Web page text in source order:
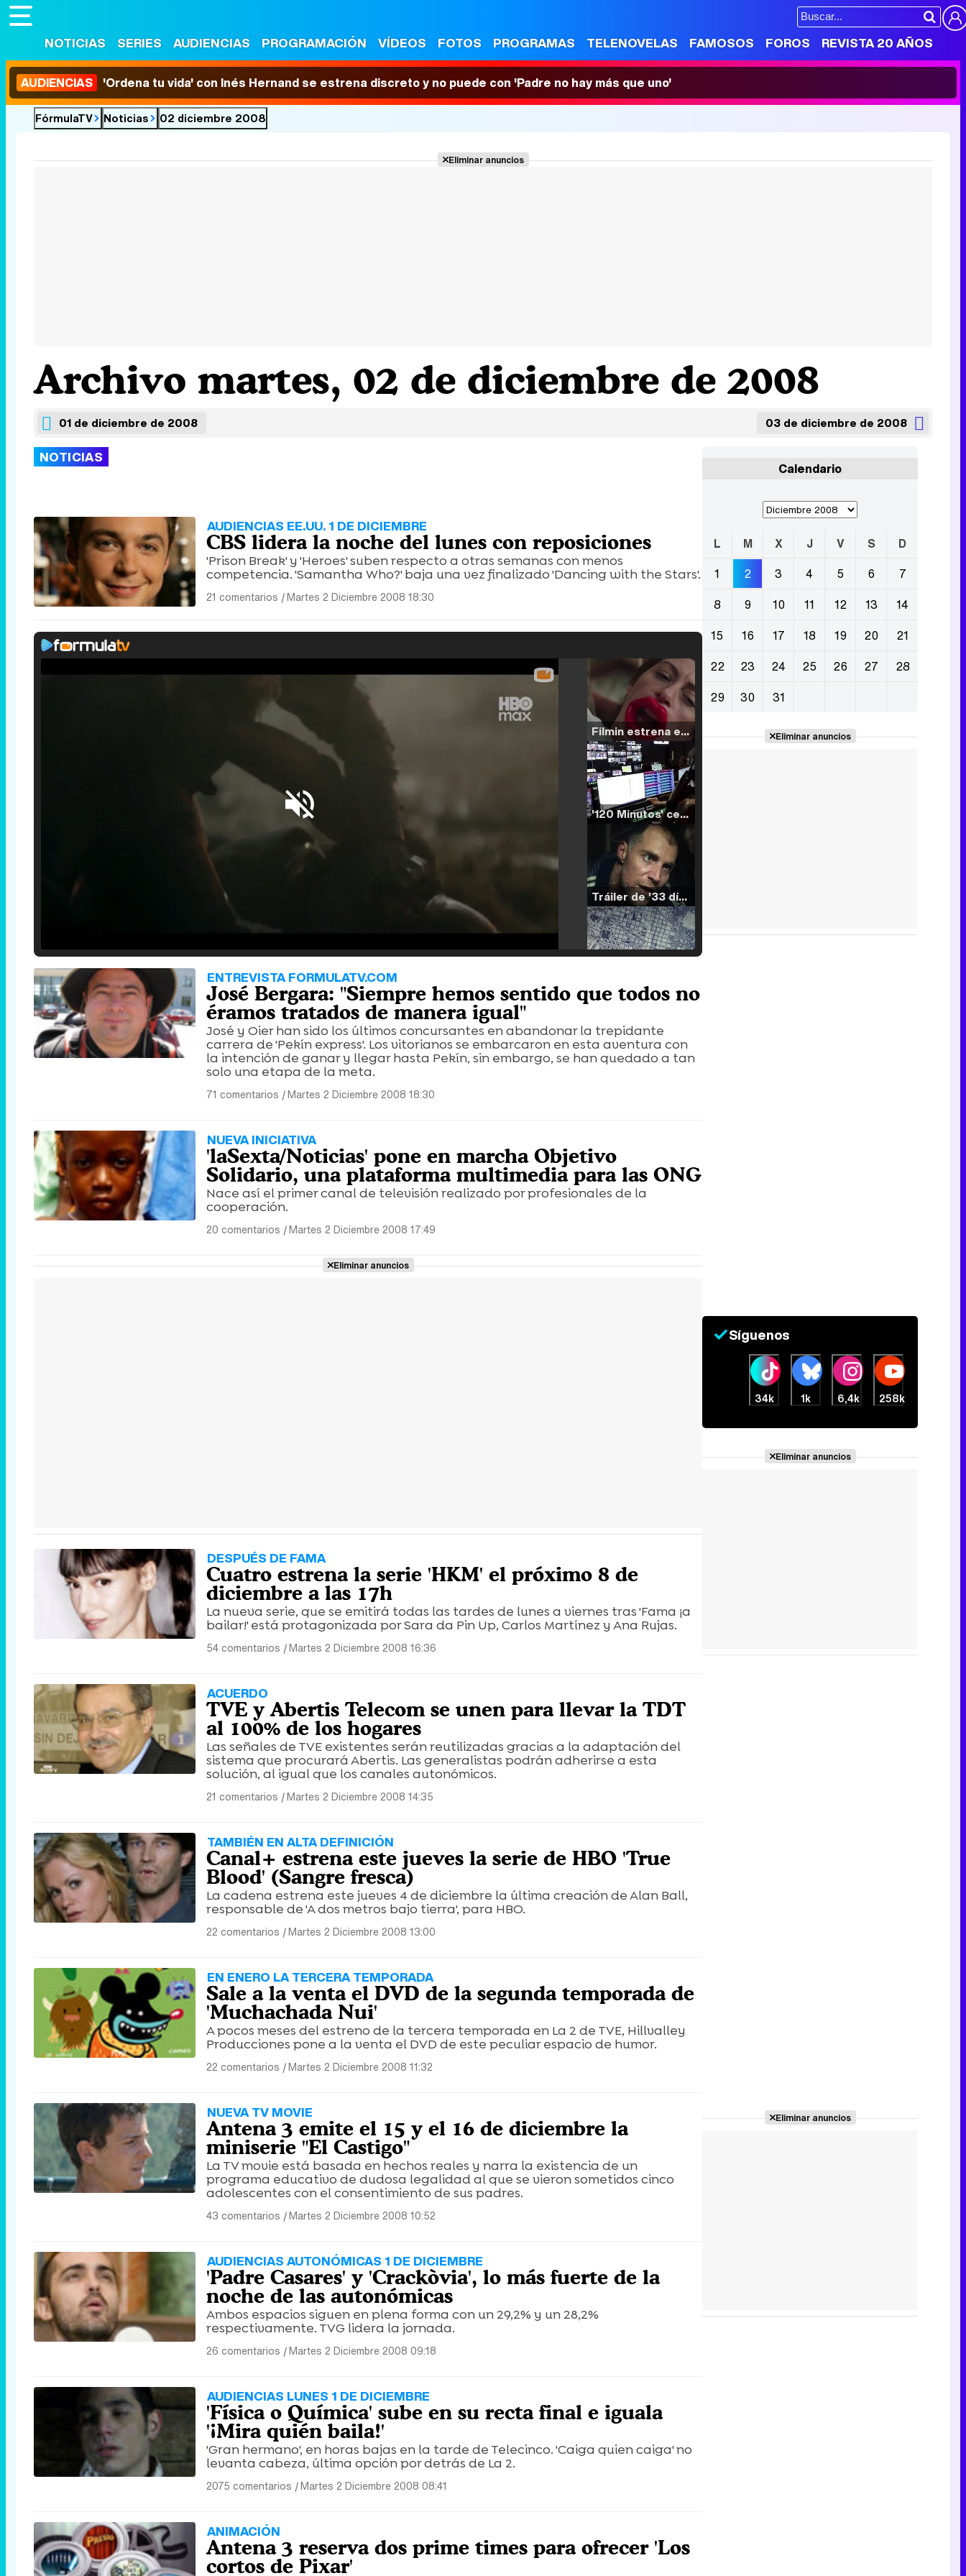
NOTICIAS SERIES AUDIENCIAS PROGRAMACIÓN VÍDEOS FOTOS PROGRAMAS TELENOVELAS FAMOSOS FOROS REVISTA 20 AÑOS
AUDIENCIAS 'Ordena tu vida' con Inés Hernand se estrena discreto y no puede con 'Padre no hay más que uno'
FórmulaTV Noticias 02 diciembre 2008
Eliminar anuncios
Archivo martes, 02 de diciembre de 2008
01 de diciembre de 2008 03 de diciembre de 2008
NOTICIAS
AUDIENCIAS EE.UU. 1 DE DICIEMBRE
CBS lidera la noche del lunes con reposiciones
'Prison Break' y 'Heroes' suben respecto a otras semanas con menos
competencia. 'Samantha Who?' baja una vez finalizado 'Dancing with the Stars'.
21 comentarios |Martes 2 Diciembre 2008 18:30
Filmin estrena el tráiler de 'Millennial Mal', su nueva comedia universitaria de la mano de Lorena Iglesias
'120 Minutos' celebra sus 2.000 programas en Telemadrid con un vídeo del día a día en la redacción
Tráiler de '33 días', la nueva serie de Atresplayer con Julián Villagrán y José Manuel Poga
Tráiler de la tercera temporada de 'The Walking Dead: Dead City' de AMC+
ENTREVISTA FORMULATV.COM
José Bergara: "Siempre hemos sentido que todos no
éramos tratados de manera igual"
José y Oier han sido los últimos concursantes en abandonar la trepidante
carrera de 'Pekín express'. Los vitorianos se embarcaron en esta aventura con
la intención de ganar y llegar hasta Pekín, sin embargo, se han quedado a tan
solo una etapa de la meta.
71 comentarios |Martes 2 Diciembre 2008 18:30
NUEVA INICIATIVA
'laSexta/Noticias' pone en marcha Objetivo
Solidario, una plataforma multimedia para las ONG
Nace así el primer canal de televisión realizado por profesionales de la
cooperación.
20 comentarios |Martes 2 Diciembre 2008 17:49
Eliminar anuncios
DESPUÉS DE FAMA
Cuatro estrena la serie 'HKM' el próximo 8 de
diciembre a las 17h
La nueva serie, que se emitirá todas las tardes de lunes a viernes tras 'Fama ¡a
bailar!' está protagonizada por Sara da Pin Up, Carlos Martínez y Ana Rujas.
54 comentarios |Martes 2 Diciembre 2008 16:36
ACUERDO
TVE y Abertis Telecom se unen para llevar la TDT
al 100% de los hogares
Las señales de TVE existentes serán reutilizadas gracias a la adaptación del
sistema que procurará Abertis. Las generalistas podrán adherirse a esta
solución, al igual que los canales autonómicos.
21 comentarios |Martes 2 Diciembre 2008 14:35
TAMBIÉN EN ALTA DEFINICIÓN
Canal+ estrena este jueves la serie de HBO 'True
Blood' (Sangre fresca)
La cadena estrena este jueves 4 de diciembre la última creación de Alan Ball,
responsable de 'A dos metros bajo tierra', para HBO.
22 comentarios |Martes 2 Diciembre 2008 13:00
EN ENERO LA TERCERA TEMPORADA
Sale a la venta el DVD de la segunda temporada de
'Muchachada Nui'
A pocos meses del estreno de la tercera temporada en La 2 de TVE, Hillvalley
Producciones pone a la venta el DVD de este peculiar espacio de humor.
22 comentarios |Martes 2 Diciembre 2008 11:32
NUEVA TV MOVIE
Antena 3 emite el 15 y el 16 de diciembre la
miniserie "El Castigo"
La TV movie está basada en hechos reales y narra la existencia de un
programa educativo de dudosa legalidad al que se vieron sometidos cinco
adolescentes con el consentimiento de sus padres.
43 comentarios |Martes 2 Diciembre 2008 10:52
AUDIENCIAS AUTONÓMICAS 1 DE DICIEMBRE
'Padre Casares' y 'Crackòvia', lo más fuerte de la
noche de las autonómicas
Ambos espacios siguen en plena forma con un 29,2% y un 28,2%
respectivamente. TVG lidera la jornada.
26 comentarios |Martes 2 Diciembre 2008 09:18
AUDIENCIAS LUNES 1 DE DICIEMBRE
'Física o Química' sube en su recta final e iguala
'¡Mira quién baila!'
'Gran hermano', en horas bajas en la tarde de Telecinco. 'Caiga quien caiga' no
levanta cabeza, última opción por detrás de La 2.
2075 comentarios |Martes 2 Diciembre 2008 08:41
ANIMACIÓN
Antena 3 reserva dos prime times para ofrecer 'Los
cortos de Pixar'
Calendario
L M X J V S
D
1
2 3 4 5 6
7
8
9 10 11 12 13
14
15
16 17 18 19 20
21
22
23 24 25 26 27
28
29
30 31
Eliminar anuncios
Síguenos
34k 1k 6,4k 258k
Eliminar anuncios
Eliminar anuncios